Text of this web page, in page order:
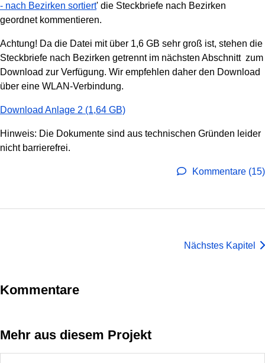
- nach Bezirken sortiert' die Steckbriefe nach Bezirken
geordnet kommentieren.
Achtung! Da die Datei mit über 1,6 GB sehr groß ist, stehen die
Steckbriefe nach Bezirken getrennt im nächsten Abschnitt zum
Download zur Verfügung. Wir empfehlen daher den Download
über eine WLAN-Verbindung.
Download Anlage 2 (1,64 GB)
Hinweis: Die Dokumente sind aus technischen Gründen leider
nicht barrierefrei.
Kommentare (15)
Nächstes Kapitel
Kommentare
Mehr aus diesem Projekt